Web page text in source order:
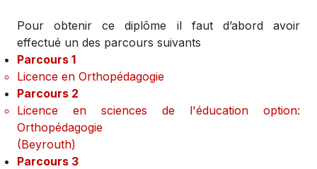
Pour obtenir ce diplôme il faut d’abord avoir
effectué un des parcours suivants
Parcours 1
Licence en Orthopédagogie
Parcours 2
Licence en sciences de l'éducation option:
Orthopédagogie
(Beyrouth)
Parcours 3